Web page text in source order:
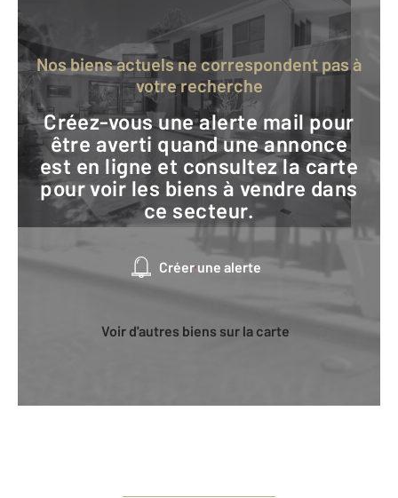
Nos biens actuels ne correspondent pas à
votre recherche
Créez-vous une alerte mail pour
être averti quand une annonce
est en ligne et consultez la carte
pour voir les biens à vendre dans
ce secteur.
Créer une alerte
Voir d'autres biens sur la carte